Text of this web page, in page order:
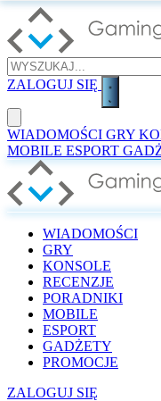
ZALOGUJ SIĘ
WIADOMOŚCI GRY
MOBILE ESPORT
WIADOMOŚCI
GRY
KONSOLE
RECENZJE
PORADNIKI
MOBILE
ESPORT
GADŻETY
PROMOCJE
ZALOGUJ SIĘ